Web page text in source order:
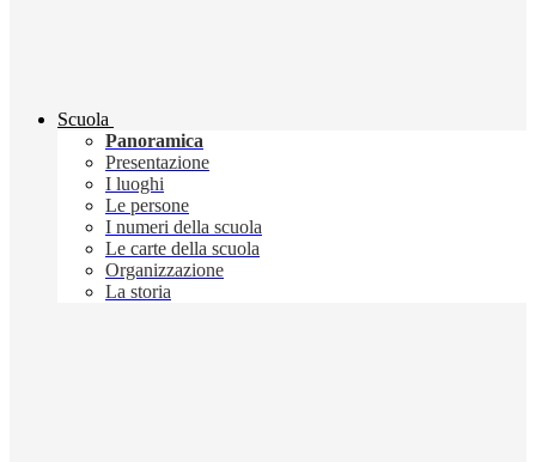
Scuola
Panoramica
Presentazione
I luoghi
Le persone
I numeri della scuola
Le carte della scuola
Organizzazione
La storia